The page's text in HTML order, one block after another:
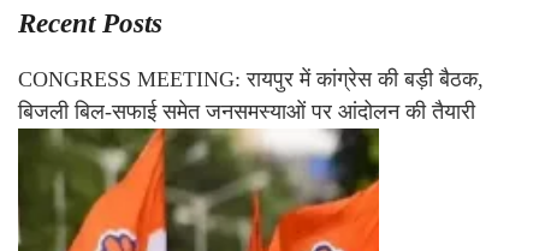
Recent Posts
CONGRESS MEETING: रायपुर में कांग्रेस की बड़ी बैठक,
बिजली बिल-सफाई समेत जनसमस्याओं पर आंदोलन की तैयारी